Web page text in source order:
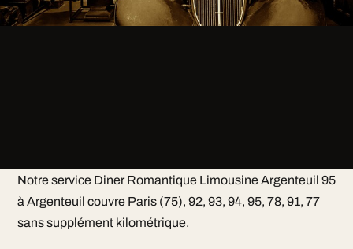
Notre service Diner Romantique Limousine Argenteuil 95
à Argenteuil couvre Paris (75), 92, 93, 94, 95, 78, 91, 77
sans supplément kilométrique.